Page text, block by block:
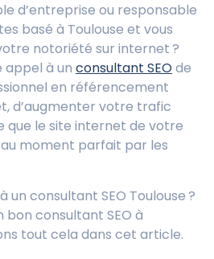
d’entreprise ou responsable
basé à Toulouse et vous
notoriété sur internet ?
appel à un consultant SEOde
en référencement
d’augmenter votre trafic
que le site internet de votre
moment parfait par les
un consultant SEO Toulouse ?
consultant SEO à
tout cela dans cet article.